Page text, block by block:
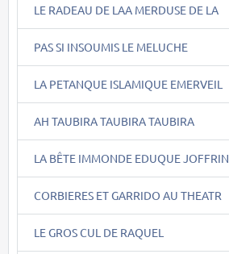
LE RADEAU DE LAA MERDUSE DE LA
PAS SI INSOUMIS LE MELUCHE
LA PETANQUE ISLAMIQUE EMERVEIL
AH TAUBIRA TAUBIRA TAUBIRA
LA BÊTE IMMONDE EDUQUE JOFFRIN
CORBIERES ET GARRIDO AU THEATR
LE GROS CUL DE RAQUEL